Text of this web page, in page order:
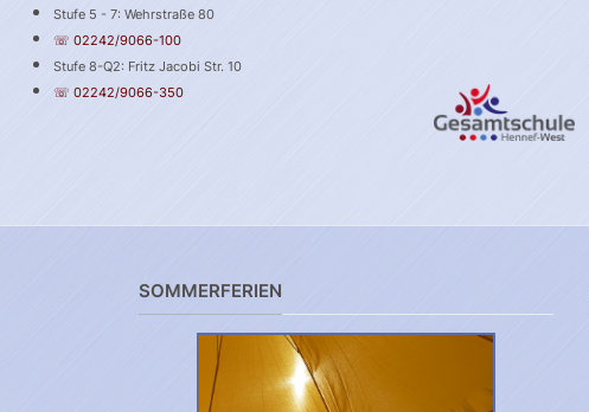
Stufe 5 - 7: Wehrstraße 80
☏ 02242/9066-100
Stufe 8-Q2: Fritz Jacobi Str. 10
☏ 02242/9066-350
SOMMERFERIEN